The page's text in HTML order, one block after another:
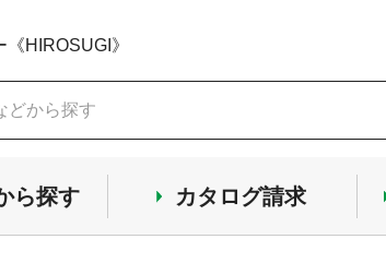
HIROSUGI》
ら探す カタログ請求